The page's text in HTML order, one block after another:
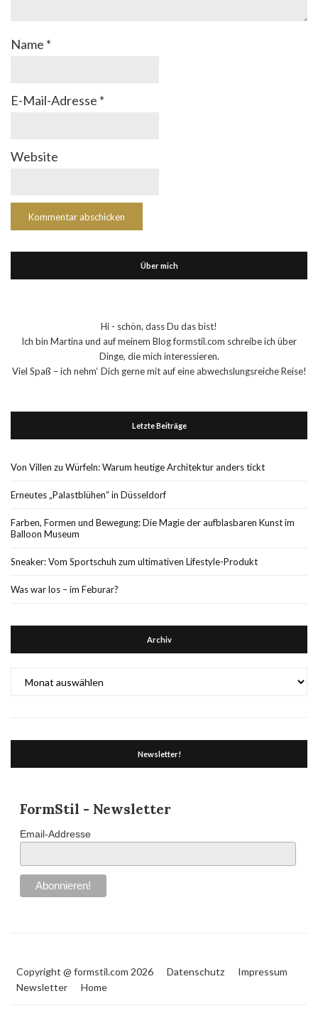
Name *
E-Mail-Adresse *
Website
Über mich
Hi - schön, dass Du das bist!
Ich bin Martina und auf meinem Blog formstil.com schreibe ich über
Dinge, die mich interessieren.
Viel Spaß – ich nehm‘ Dich gerne mit auf eine abwechslungsreiche Reise!
Letzte Beiträge
Von Villen zu Würfeln: Warum heutige Architektur anders tickt
Erneutes „Palastblühen“ in Düsseldorf
Farben, Formen und Bewegung: Die Magie der aufblasbaren Kunst im
Balloon Museum
Sneaker: Vom Sportschuh zum ultimativen Lifestyle-Produkt
Was war los – im Feburar?
Archiv
Newsletter!
FormStil - Newsletter
Email-Addresse
Copyright @ formstil.com 2026 Datenschutz
Impressum
Newsletter
Home